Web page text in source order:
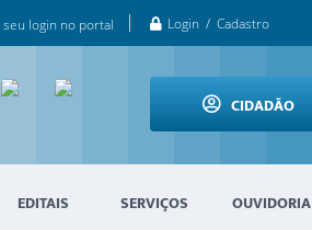
seu login no portal Login / Cadastro
CIDADÃO
EDITAIS SERVIÇOS OUVIDORIA